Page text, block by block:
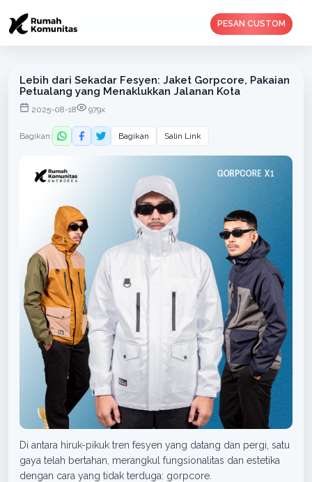
PESAN CUSTOM
Lebih dari Sekadar Fesyen: Jaket Gorpcore, Pakaian
Petualang yang Menaklukkan Jalanan Kota
2025-08-18 979x
Bagikan: Bagikan Salin Link
Di antara hiruk-pikuk tren fesyen yang datang dan pergi, satu
gaya telah bertahan, merangkul fungsionalitas dan estetika
dengan cara yang tidak terduga: gorpcore.